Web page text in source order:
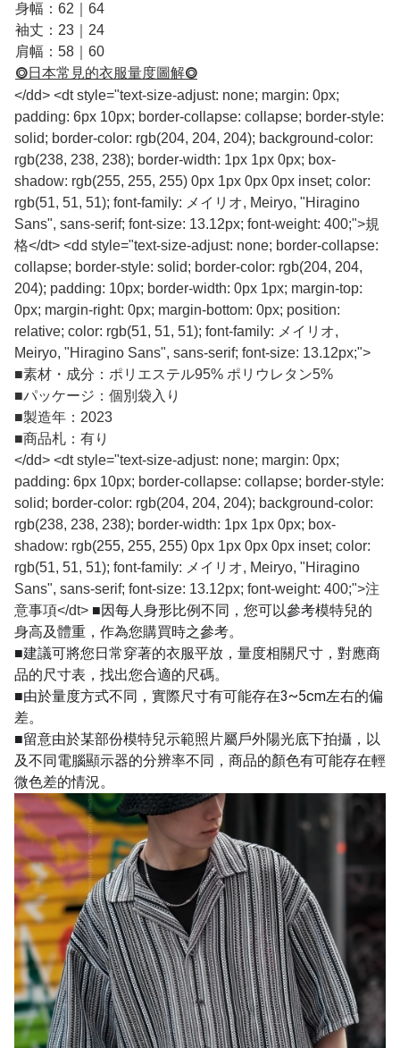
身幅：62｜64
袖丈：23｜24
肩幅：58｜60
⭗日本常見的衣服量度圖解⭗
</dd> <dt style="text-size-adjust: none; margin: 0px;
padding: 6px 10px; border-collapse: collapse; border-style:
solid; border-color: rgb(204, 204, 204); background-color:
rgb(238, 238, 238); border-width: 1px 1px 0px; box-
shadow: rgb(255, 255, 255) 0px 1px 0px 0px inset; color:
rgb(51, 51, 51); font-family: メイリオ, Meiryo, "Hiragino
Sans", sans-serif; font-size: 13.12px; font-weight: 400;">規
格</dt> <dd style="text-size-adjust: none; border-collapse:
collapse; border-style: solid; border-color: rgb(204, 204,
204); padding: 10px; border-width: 0px 1px; margin-top:
0px; margin-right: 0px; margin-bottom: 0px; position:
relative; color: rgb(51, 51, 51); font-family: メイリオ,
Meiryo, "Hiragino Sans", sans-serif; font-size: 13.12px;">
■素材・成分：ポリエステル95% ポリウレタン5%
■パッケージ：個別袋入り
■製造年：2023
■商品札：有り
</dd> <dt style="text-size-adjust: none; margin: 0px;
padding: 6px 10px; border-collapse: collapse; border-style:
solid; border-color: rgb(204, 204, 204); background-color:
rgb(238, 238, 238); border-width: 1px 1px 0px; box-
shadow: rgb(255, 255, 255) 0px 1px 0px 0px inset; color:
rgb(51, 51, 51); font-family: メイリオ, Meiryo, "Hiragino
Sans", sans-serif; font-size: 13.12px; font-weight: 400;">注
意事項</dt> ■因每人身形比例不同，您可以參考模特兒的
身高及體重，作為您購買時之參考。
■建議可將您日常穿著的衣服平放，量度相關尺寸，對應商
品的尺寸表，找出您合適的尺碼。
■由於量度方式不同，實際尺寸有可能存在3~5cm左右的偏
差。
■留意由於某部份模特兒示範照片屬戶外陽光底下拍攝，以
及不同電腦顯示器的分辨率不同，商品的顏色有可能存在輕
微色差的情況。